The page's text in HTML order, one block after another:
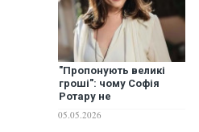
"Пропонують великі
гроші": чому Софія
Ротару не
05.05.2026